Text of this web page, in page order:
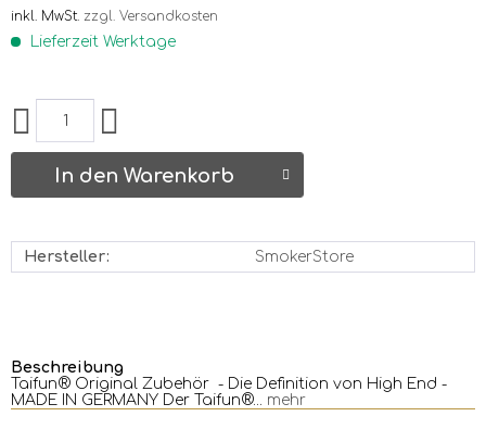
inkl. MwSt. zzgl. Versandkosten
Lieferzeit Werktage
In den Warenkorb
Hersteller: SmokerStore
Beschreibung
Taifun® Original Zubehör - Die Definition von High End -
MADE IN GERMANY Der Taifun®...
mehr